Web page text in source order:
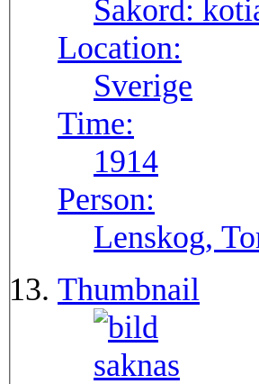
Sakord:
Location:
Sverige
Time:
1914
Person:
Lenskog,
Thumbnail